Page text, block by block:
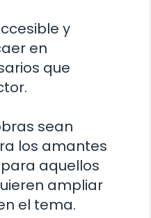
y
en
que
sean
los amantes
aquellos
ampliar
el tema.